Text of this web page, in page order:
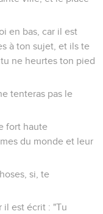
par Ésaïe le
chemin de la mer
:
une grande
la région et dans
sur eux".
à dire : Repentez-
de Galilée, il vit